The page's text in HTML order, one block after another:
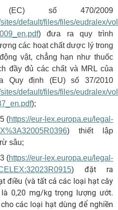
số 470/2009
default/files/files/eudralex/
) đưa ra quy trình
các hoạt chất dược lý trong
vật, chẳng hạn như thuốc
đầy đủ các chất và MRL của
Quy định (EU) số 37/2010
default/files/files/eudralex/
);
(https://eur-lex.europa.eu/legal-
) thiết lập
sâu;
(https://eur-lex.europa.eu/legal-
) đặt ra
điều (và tất cả các loại hạt cây
0,20 mg/kg trọng lượng ướt.
các loại hạt dùng để nghiền